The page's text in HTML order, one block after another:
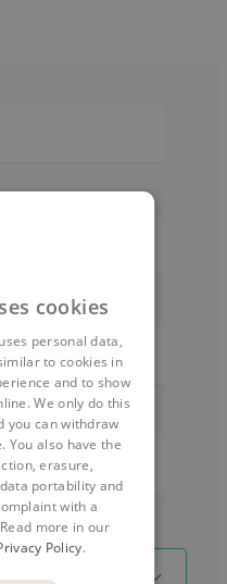
cookies
personal data,
to cookies in
and to show
We only do this
you can withdraw
You also have the
erasure,
portability and
with a
more in our
Policy.